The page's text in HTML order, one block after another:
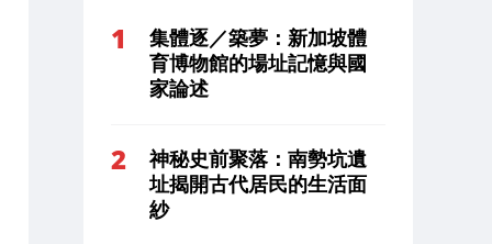
集體逐／築夢：新加坡體
育博物館的場址記憶與國
家論述
神秘史前聚落：南勢坑遺
址揭開古代居民的生活面
紗